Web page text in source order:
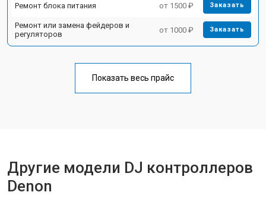
Ремонт блока питания от 1500 ₽ Заказать
Ремонт или замена фейдеров и
регуляторов
от 1000 ₽ Заказать
Показать весь прайс
Другие модели DJ контроллеров
Denon